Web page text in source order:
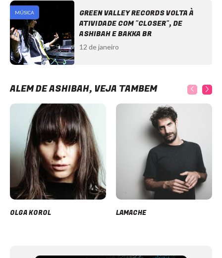
MÚSICA
GREEN VALLEY RECORDS VOLTA À
ATIVIDADE COM "CLOSER", DE
ASHIBAH E BAKKA BR
12 de janeiro
ALÉM DE ASHIBAH, VEJA TAMBÉM
OLGA KOROL LAMACHE